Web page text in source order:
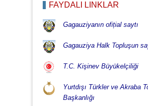
FAYDALI LİNKLÄR
Gagauziyanın ofițial saytı
Gagauziya Halk Topluşun
T.C. Kişinev Büyükelçiliği
Yurtdışı Türkler ve Akraba
Başkanlığı